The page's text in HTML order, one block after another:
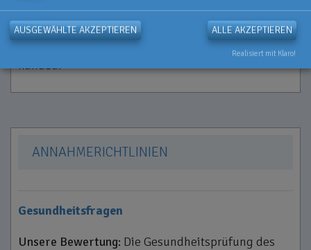
Kündigungsfrist
3 Monate vor Ablauf der Mindestvertragslaufzeit
kündbar
ANNAHMERICHTLINIEN
Gesundheitsfragen
Unsere Bewertung: Die Gesundheitsprüfung des
AUSGEWÄHLTE AKZEPTIEREN ALLE AKZEPTIEREN
Realisiert mit Klaro!